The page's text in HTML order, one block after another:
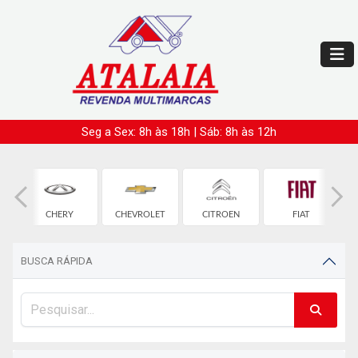
Seg a Sex: 8h às 18h | Sáb: 8h às 12h
CHERY CHEVROLET CITROEN FIAT
BUSCA RÁPIDA